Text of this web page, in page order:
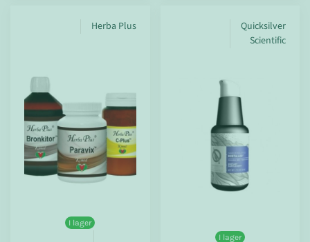
Herba Plus
I lager
Quicksilver
Scientific
I lager